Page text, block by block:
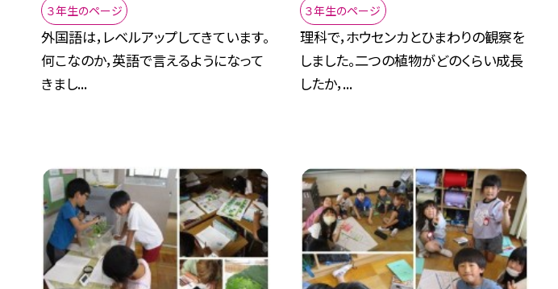
３年生のページ
外国語は，レベルアップしてきています。
何こなのか，英語で言えるようになって
きまし...
３年生のページ
理科で，ホウセンカとひまわりの観察を
しました。二つの植物がどのくらい成長
したか，...